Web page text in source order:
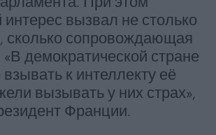
вызвал не столько
сколько сопровождающая
«В демократической стране
к интеллекту её
вызывать у них страх»,
Франции.